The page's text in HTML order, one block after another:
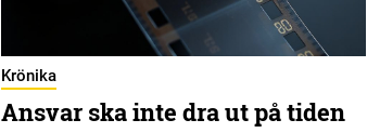
Krönika
Ansvar ska inte dra ut på tiden